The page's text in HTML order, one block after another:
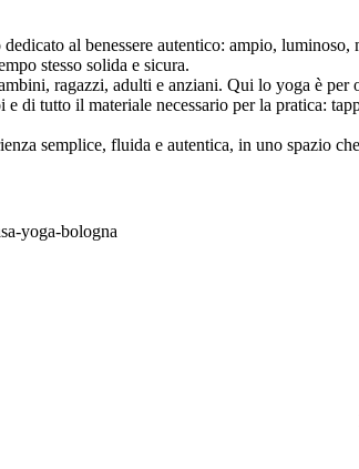
al benessere autentico: ampio,
stesso solida e sicura.
ragazzi, adulti e anziani. Qui lo yoga è per
di tutto il materiale necessario per la pratica:
semplice, fluida e autentica, in uno spazio